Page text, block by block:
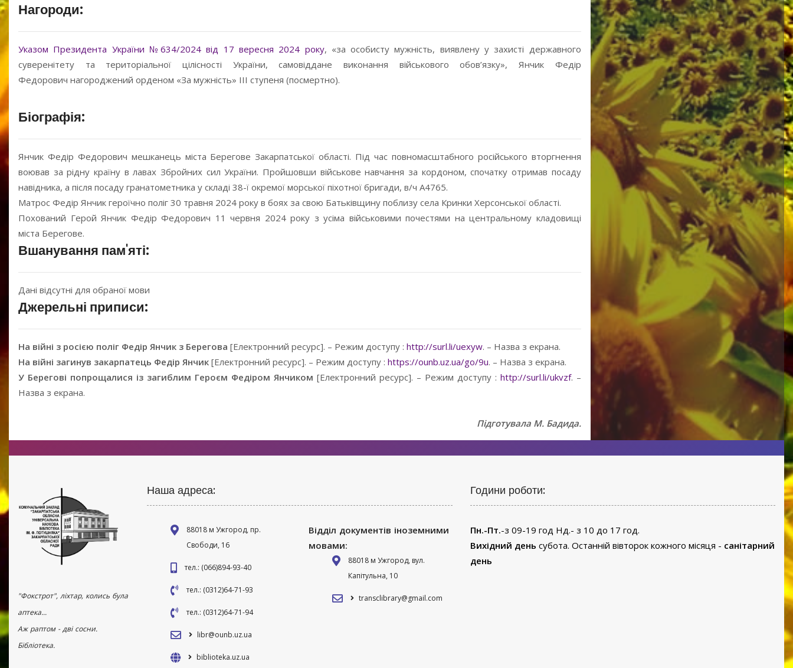
Нагороди:
Указом Президента України №634/2024 від 17 вересня 2024 року, «за особисту мужність, виявлену у захисті державного
суверенітету та територіальної цілісності України, самовіддане виконання військового обов’язку», Янчик Федір
Федорович нагороджений орденом «За мужність» III ступеня (посмертно).
Біографія:
Янчик Федір Федорович мешканець міста Берегове Закарпатської області. Під час повномасштабного російського вторгнення
воював за рідну країну в лавах Збройних сил України. Пройшовши військове навчання за кордоном, спочатку отримав посаду
навідника, а після посаду гранатометника у складі 38-ї окремої морської піхотної бригади, в/ч А4765.
Матрос Федір Янчик героїчно поліг 30 травня 2024 року в боях за свою Батьківщину поблизу села Кринки Херсонської області.
Похований Герой Янчик Федір Федорович 11 червня 2024 року з усіма військовими почестями на центральному кладовищі
міста Берегове.
Вшанування пам'яті:
Дані відсутні для обраної мови
Джерельні приписи:
На війні з росією поліг Федір Янчик з Берегова [Електронний ресурс]. – Режим доступу : http://surl.li/uexyw. – Назва з екрана.
На війні загинув закарпатець Федір Янчик [Електронний ресурс]. – Режим доступу : https://ounb.uz.ua/go/9u. – Назва з екрана.
У Берегові попрощалися із загиблим Героєм Федіром Янчиком [Електронний ресурс]. – Режим доступу : http://surl.li/ukvzf. –
Назва з екрана.
Підготувала М. Бадида.
"Фокстрот", ліхтар, колись була
аптека...
Аж раптом - дві сосни.
Бібліотека.
Наша адреса:
88018 м Ужгород, пр.
Свободи, 16
тел.: (066)894-93-40
тел.: (0312)64-71-93
тел.: (0312)64-71-94
libr@ounb.uz.ua
biblioteka.uz.ua
Відділ документів іноземними
мовами:
88018 м Ужгород, вул.
Капітульна, 10
transclibrary@gmail.com
Години роботи:
Пн.-Пт.-з 09-19 год Нд.- з 10 до 17 год.
Вихідний день субота. Останній вівторок кожного місяця - санітарний
день